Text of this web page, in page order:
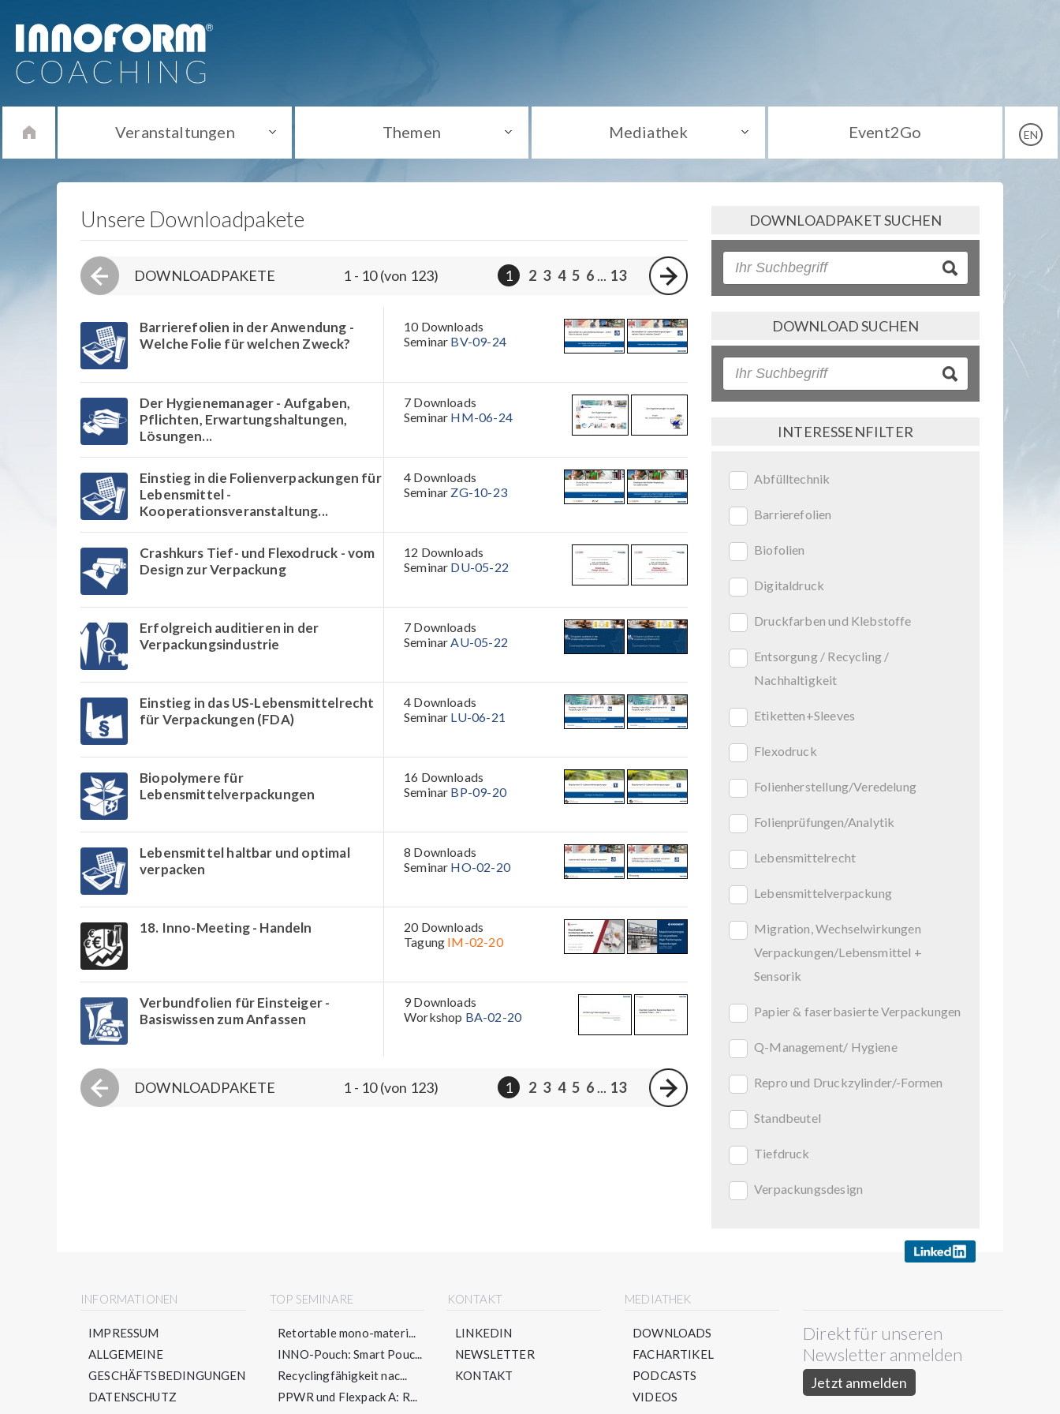
Veranstaltungen Themen Mediathek Event2Go EN
Unsere Downloadpakete
DOWNLOADPAKETE 1 - 10 (von 123) 1 2 3 4 5 6 ... 13
Barrierefolien in der Anwendung -
Welche Folie für welchen Zweck?
10 Downloads
Seminar BV-09-24
Der Hygienemanager - Aufgaben,
Pflichten, Erwartungshaltungen,
Lösungen...
7 Downloads
Seminar HM-06-24
Einstieg in die Folienverpackungen für
Lebensmittel -
Kooperationsveranstaltung...
4 Downloads
Seminar ZG-10-23
Crashkurs Tief- und Flexodruck - vom
Design zur Verpackung
12 Downloads
Seminar DU-05-22
Erfolgreich auditieren in der
Verpackungsindustrie
7 Downloads
SeminarAU-05-22
Einstieg in das US-Lebensmittelrecht
für Verpackungen (FDA)
4 Downloads
Seminar LU-06-21
Biopolymere für
Lebensmittelverpackungen
16 Downloads
Seminar BP-09-20
Lebensmittel haltbar und optimal
verpacken
8 Downloads
Seminar HO-02-20
18. Inno-Meeting - Handeln
20 Downloads
Tagung IM-02-20
Verbundfolien für Einsteiger -
Basiswissen zum Anfassen
9 Downloads
Workshop BA-02-20
DOWNLOADPAKETE 1 - 10 (von 123) 1 2 3 4 5 6 ... 13
DOWNLOADPAKET SUCHEN
DOWNLOAD SUCHEN
INTERESSENFILTER
Abfülltechnik
Barrierefolien
Biofolien
Digitaldruck
Druckfarben und Klebstoffe
Entsorgung / Recycling /
Nachhaltigkeit
Etiketten+Sleeves
Flexodruck
Folienherstellung/Veredelung
Folienprüfungen/Analytik
Lebensmittelrecht
Lebensmittelverpackung
Migration, Wechselwirkungen
Verpackungen/Lebensmittel +
Sensorik
Papier & faserbasierte Verpackungen
Q-Management/ Hygiene
Repro und Druckzylinder/-Formen
Standbeutel
Tiefdruck
Verpackungsdesign
INFORMATIONEN
IMPRESSUM
ALLGEMEINE
GESCHÄFTSBEDINGUNGEN
DATENSCHUTZ
TOP SEMINARE
Retortable mono-materi...
INNO-Pouch: Smart Pouc...
Recyclingfähigkeit nac...
PPWR und Flexpack A: R...
KONTAKT
LINKEDIN
NEWSLETTER
KONTAKT
MEDIATHEK
DOWNLOADS
FACHARTIKEL
PODCASTS
VIDEOS
Direkt für unseren
Newsletter anmelden
Jetzt anmelden